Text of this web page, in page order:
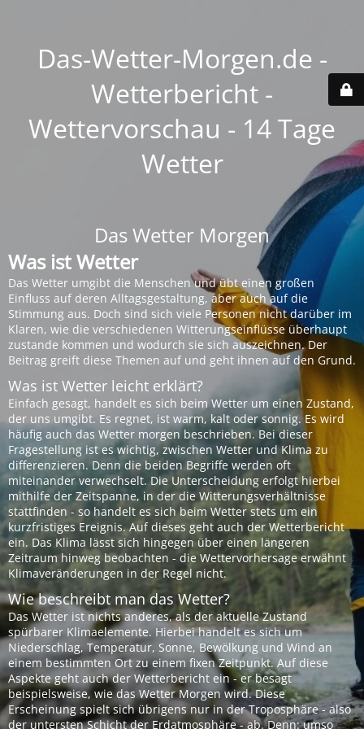
Das-Wetter-Morgen.de -
Wetterbericht -
Wettervorschau - 14 Tage
Wetter
Das Wetter Morgen
Was ist Wetter
Das Wetter umgibt die Menschen und übt einen großen
Einfluss auf deren Alltagsgestaltung, aber auch auf die
Stimmung aus. Doch sind sich viele Personen nicht darüber im
Klaren, wie die verschiedenen Witterungseinflüsse überhaupt
zustande kommen und wodurch sie sich auszeichnen. Der
Beitrag greift diese Themen auf und geht ihnen auf den Grund.
Was ist Wetter leicht erklärt?
Einfach gesagt, handelt es sich beim Wetter um einen Zustand,
der uns umgibt. Es regnet, ist warm, kalt oder sonnig. Es wird
häufig auch das Wetter morgen beschrieben. Bei dieser
Fragestellung ist es wichtig, zwischen Wetter und Klima zu
differenzieren. Denn die beiden Begriffe werden oft
miteinander verwechselt. Die Unterscheidung erfolgt hierbei
mithilfe der Zeitspanne, in der die Witterungsverhältnisse
stattfinden - so handelt es sich beim Wetter stets um ein
kurzfristiges Ereignis. Auf dieses geht auch der Wetterbericht
ein. Das Klima lässt sich hingegen über einen längeren
Zeitraum hinweg beobachten - die Wettervorhersage erwähnt
Klimaveränderungen in der Regel nicht.
Wie beschreibt man das Wetter?
Das Wetter ist nichts anderes, als der aktuelle Zustand
spürbarer Klimaelemente. Hierbei handelt es sich um
Niederschlag, Temperatur, Sonne, Bewölkung und Wind an
einem bestimmten Ort zu einem fixen Zeitpunkt. Auf diese
Aspekte geht auch der Wetterbericht ein - er besagt
beispielsweise, wie das Wetter Morgen wird. Diese
Erscheinung spielt sich übrigens nur in der Troposphäre - also
der untersten Schicht der Erdatmosphäre - ab. Denn: umso